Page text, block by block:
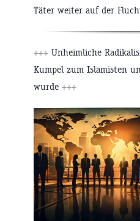
Täter weiter auf der
+++ Unheimliche
Kumpel zum Islamisten
wurde +++